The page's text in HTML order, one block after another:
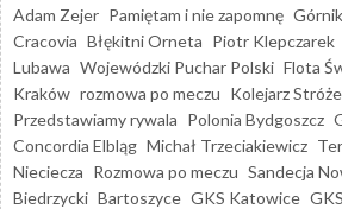
Adam Zejer Pamiętam i nie zapomnę
Cracovia Błękitni Orneta Piotr Klepczarek
Lubawa Wojewódzki Puchar Polski Flota
Kraków rozmowa po meczu Kolejarz Stróże
Przedstawiamy rywala Polonia Bydgoszcz
Concordia Elbląg Michał Trzeciakiewicz
Nieciecza Rozmowa po meczu Sandecja
Biedrzycki Bartoszyce GKS Katowice